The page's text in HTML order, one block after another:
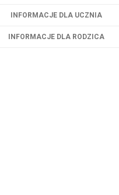
INFORMACJE DLA UCZNIA
INFORMACJE DLA RODZICA